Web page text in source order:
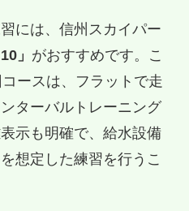
には、信州スカイパー
」 がおすすめです。こ
ースは、フラットで走
ターバルトレーニング
示も明確で、給水設備
想定した練習を行うこ